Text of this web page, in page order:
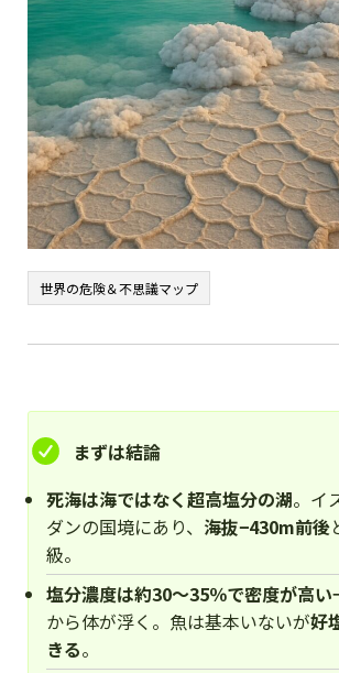
世界の危険＆不思議マップ
まずは結論
死海は海ではなく超高塩分の湖。イ
ダンの国境にあり、 海抜−430m前後
級。
塩分濃度は約30〜35％で密度が高
から体が浮く。魚は基本いないが好
きる。